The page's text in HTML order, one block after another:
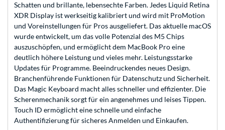
Schatten und brillante, lebensechte Farben. Jedes Liquid Retina
XDR Display ist werkseitig kalibriert und wird mit ProMotion
und Voreinstellungen für Pros ausgeliefert. Das aktuelle macOS
wurde entwickelt, um das volle Potenzial des M5 Chips
auszuschöpfen, und ermöglicht dem MacBook Pro eine
deutlich höhere Leistung und vieles mehr. Leistungsstarke
Updates für Programme. Beeindruckendes neues Design.
Branchenführende Funktionen für Datenschutz und Sicherheit.
Das Magic Keyboard macht alles schneller und effizienter. Die
Scherenmechanik sorgt für ein angenehmes und leises Tippen.
Touch ID ermöglicht eine schnelle und einfache
Authentifizierung für sicheres Anmelden und Einkaufen.